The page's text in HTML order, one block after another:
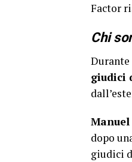
Factor
Chi
giudici
dopo
giudici